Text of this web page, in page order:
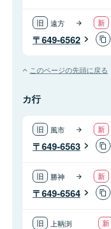
遠方
649-6562
このページの先頭に戻る
カ行
風市
649-6563
勝神
649-6564
上鞆渕